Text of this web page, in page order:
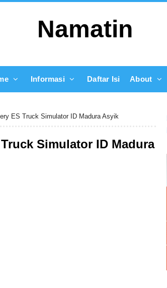
Namatin
Informasi Daftar Isi About
ES Truck Simulator ID Madura Asyik
Simulator ID Madura